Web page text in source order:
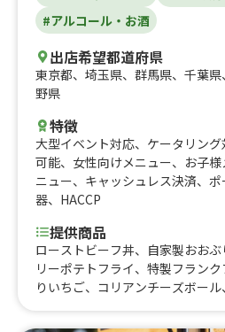
#アルコール・お酒
出店希望都道府県
東京都、 埼玉県、 群馬県、 千葉県、
野県
特徴
大型イベント対応、 ケータリング
可能、 女性向けメニュー、 お子
ニュー、 キャッシュレス決済、 ポ
器、 HACCP
提供商品
ローストビーフ丼、自家製おお
リーポテトフライ、特製フラン
りいちご、コリアンチーズボー